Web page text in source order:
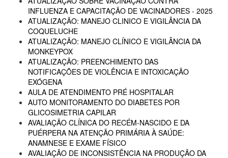
INFLUENZA E CAPACITAÇÃO DE VACINADORES - 2025
ATUALIZAÇÃO: MANEJO CLINICO E VIGILÂNCIA DA
COQUELUCHE
ATUALIZAÇÃO: MANEJO CLÍNICO E VIGILÂNCIA DA
MONKEYPOX
ATUALIZAÇÃO: PREENCHIMENTO DAS
NOTIFICAÇÕES DE VIOLÊNCIA E INTOXICAÇÃO
EXÓGENA
AULA DE ATENDIMENTO PRÉ HOSPITALAR
AUTO MONITORAMENTO DO DIABETES POR
GLICOSIMETRIA CAPILAR
AVALIAÇÃO CLÍNICA DO RECÉM-NASCIDO E DA
PUÉRPERA NA ATENÇÃO PRIMÁRIA À SAÚDE:
ANAMNESE E EXAME FÍSICO
AVALIAÇÃO DE INCONSISTÊNCIA NA PRODUÇÃO DA